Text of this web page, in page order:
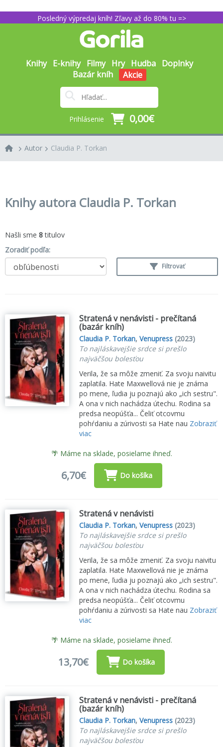
Posledný výpredaj kníh! Zľavy až do 80% tu =>
Knihy E-knihy Filmy Hry Hudba Doplnky
Bazár kníh
Akcie
Prihlásenie 0,00€
Autor Claudia P. Torkan
Knihy autora Claudia P. Torkan
Našli sme 8titulov
Zoradiť podľa:
Filtrovať
Stratená v nenávisti - prečítaná
(bazár kníh)
Claudia P. Torkan,Venupress (2023)
To najláskavejšie srdce si prešlo
najväčšou bolesťou
Verila, že sa môže zmeniť. Za svoju naivitu
zaplatila. Hate Maxwellová nie je známa
po mene, ľudia ju poznajú ako „ich sestru".
A ona v nich nachádza útechu. Rodina sa
predsa neopúšťa... Čeliť otcovmu
pohŕdaniu a zúrivosti sa Hate nau Zobraziť
viac
🌴 Máme na sklade, posielame ihneď.
6,70€ Do košíka
Stratená v nenávisti
Claudia P. Torkan,Venupress (2023)
To najláskavejšie srdce si prešlo
najväčšou bolesťou
Verila, že sa môže zmeniť. Za svoju naivitu
zaplatila. Hate Maxwellová nie je známa
po mene, ľudia ju poznajú ako „ich sestru".
A ona v nich nachádza útechu. Rodina sa
predsa neopúšťa... Čeliť otcovmu
pohŕdaniu a zúrivosti sa Hate nau Zobraziť
viac
🌴 Máme na sklade, posielame ihneď.
13,70€ Do košíka
Stratená v nenávisti - prečítaná
(bazár kníh)
Claudia P. Torkan,Venupress (2023)
To najláskavejšie srdce si prešlo
najväčšou bolesťou